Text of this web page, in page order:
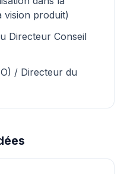
vision produit)
Directeur Conseil
/ Directeur du